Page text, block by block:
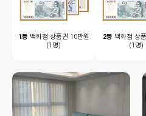
1등 백화점 상품권 10만원
(1명)
2등 백화점 상
(1명)